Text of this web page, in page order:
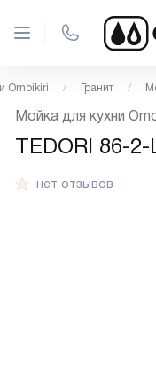
Omoikiri Гранит
нет отзывов
Мойка для кухни
TEDORI 86-